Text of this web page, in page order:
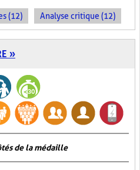
(12) Analyse critique (12)
»
de la médaille